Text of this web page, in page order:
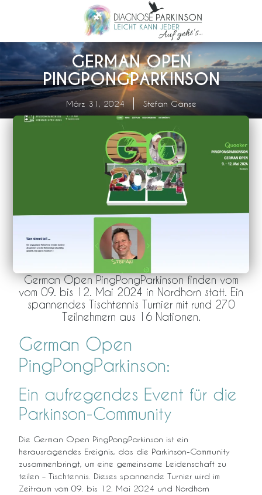
GERMAN OPEN
PINGPONGPARKINSON
März 31, 2024 Stefan Ganse
German Open PingPongParkinson finden vom
vom 09. bis 12. Mai 2024 in Nordhorn statt. Ein
spannendes Tischtennis Turnier mit rund 270
Teilnehmern aus 16 Nationen.
German Open
PingPongParkinson:
Ein aufregendes Event für die
Parkinson-Community
Die German Open PingPongParkinson ist ein
herausragendes Ereignis, das die Parkinson-Community
zusammenbringt, um eine gemeinsame Leidenschaft zu
teilen – Tischtennis. Dieses spannende Turnier wird im
Zeitraum vom 09. bis 12. Mai 2024 und Nordhorn